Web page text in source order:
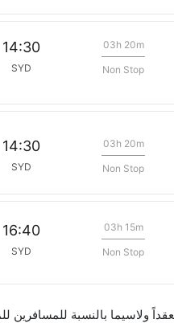
03h 20m
Non Stop
14:30
SYD
03h 20m
Non Stop
14:30
SYD
03h 15m
Non Stop
16:40
SYD
ولاسيما بالنسبة للمسافرين